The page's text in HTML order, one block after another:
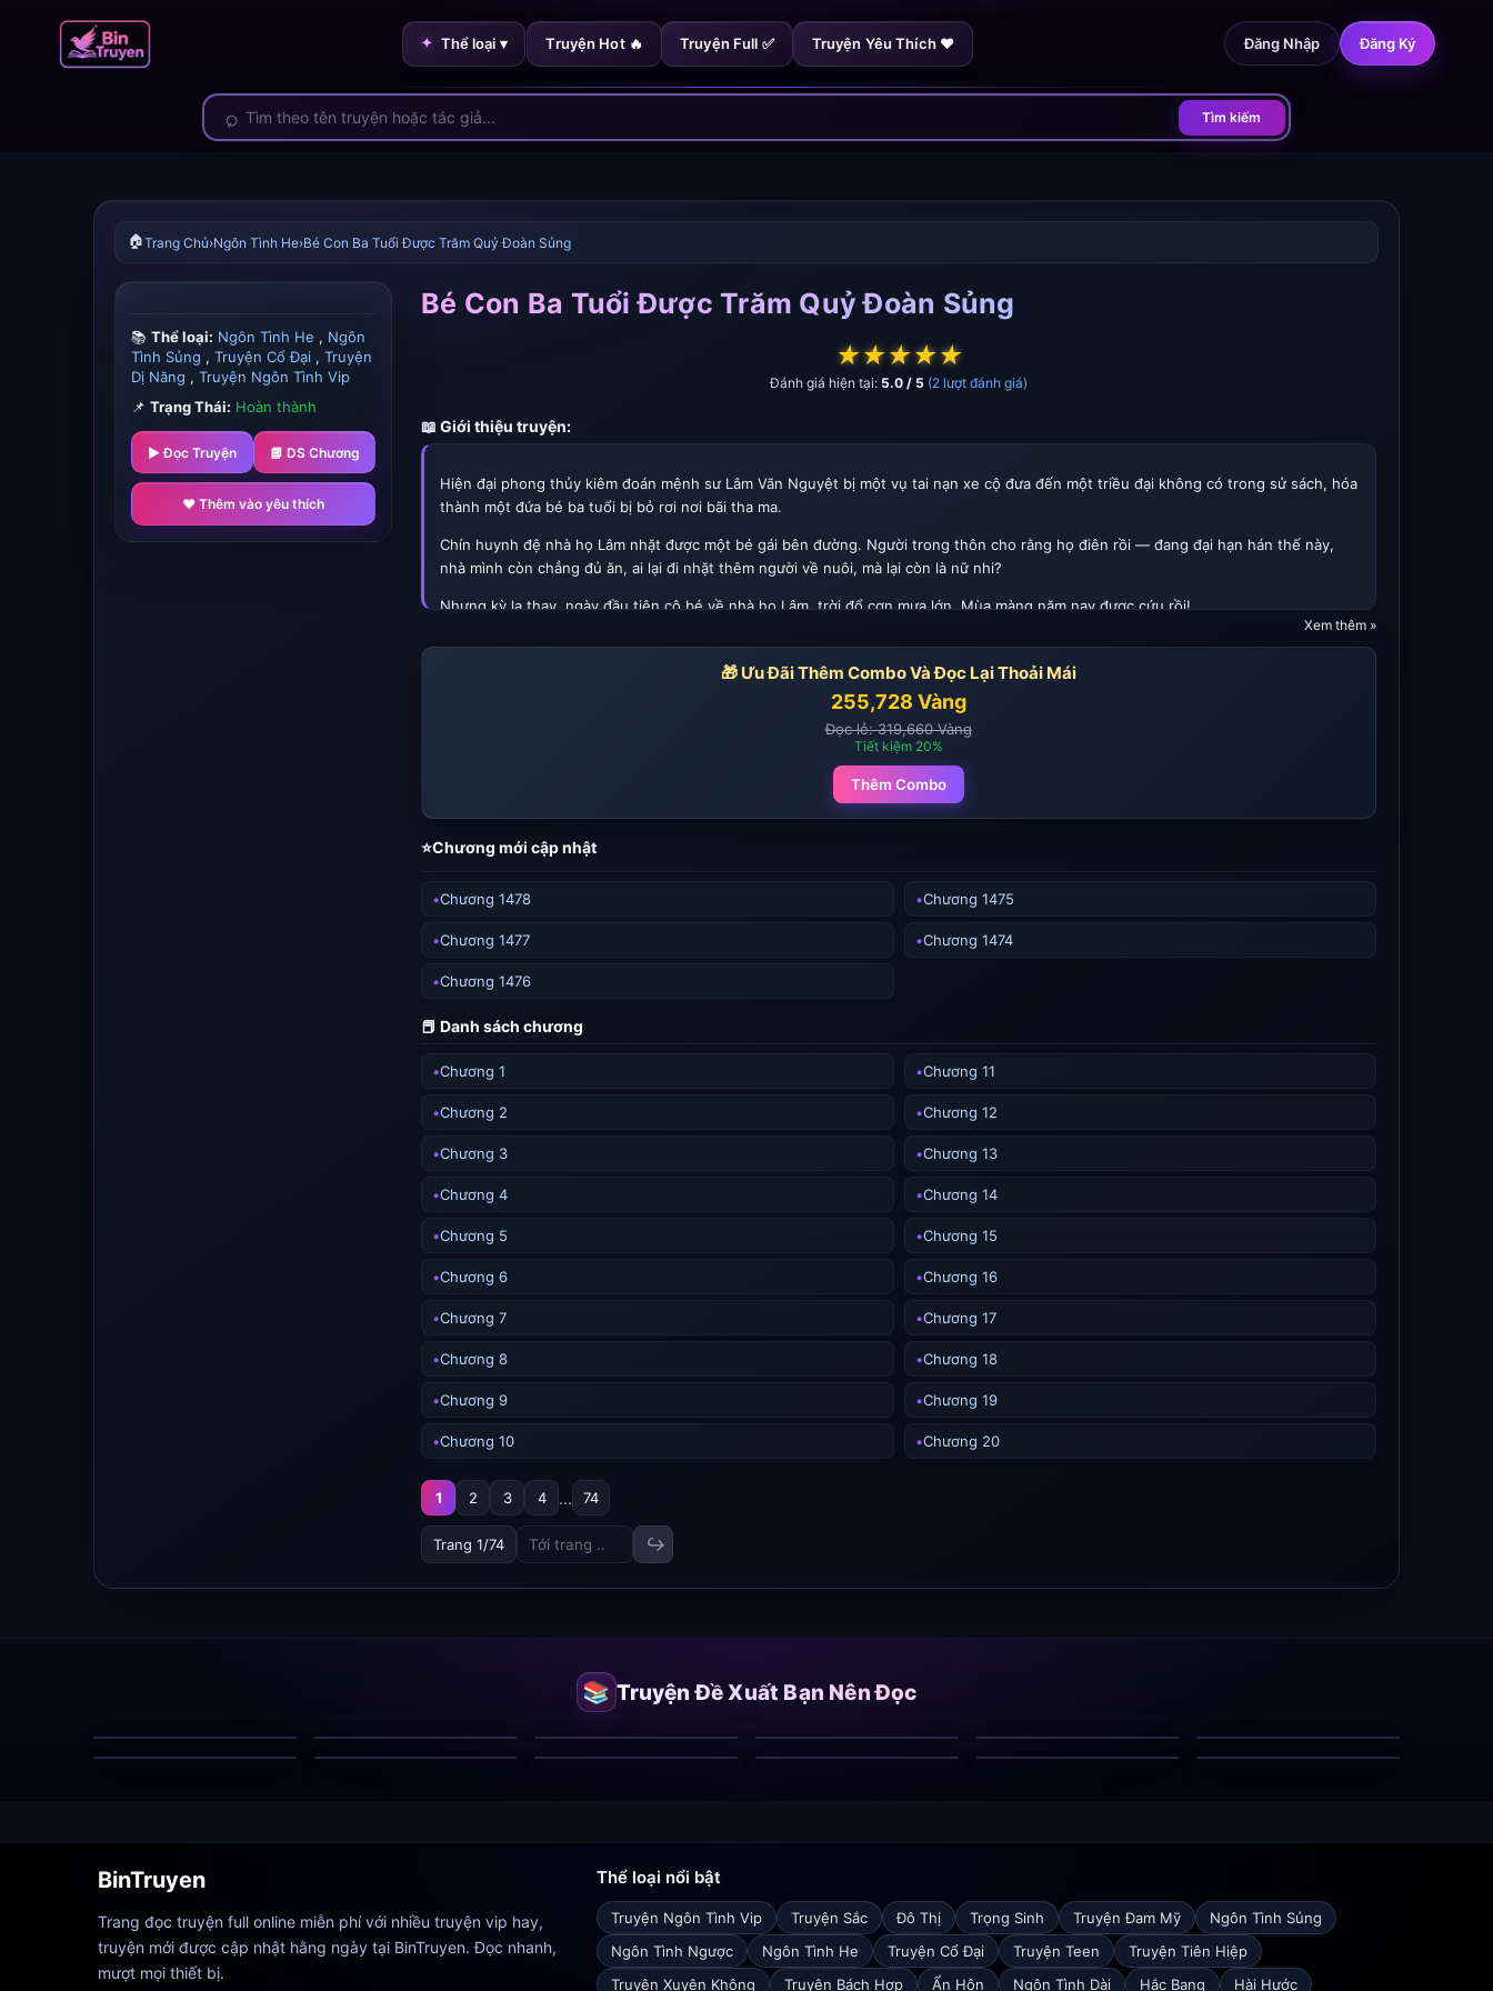
Thể loại ▾ Truyện Hot 🔥 Truyện Full ✅ Truyện Yêu Thích ❤️ Đăng Nhập Đăng Ký
Tìm kiếm
🏠Trang Chủ›Ngôn Tình He›Bé Con Ba Tuổi Được Trăm Quỷ Đoàn Sủng
📚 Thể loại: Ngôn Tình He , Ngôn
Tình Sủng , Truyện Cổ Đại , Truyện
Dị Năng , Truyện Ngôn Tình Vip
📌 Trạng Thái: Hoàn thành
▶ Đọc Truyện 📘 DS Chương
❤️ Thêm vào yêu thích
Bé Con Ba Tuổi Được Trăm Quỷ Đoàn Sủng
★★★★★
Đánh giá hiện tại: 5.0 / 5 (2 lượt đánh giá)
📖 Giới thiệu truyện:
Hiện đại phong thủy kiêm đoán mệnh sư Lâm Vãn Nguyệt bị một vụ tai nạn xe cộ đưa đến một triều đại không có trong sử sách, hóa
thành một đứa bé ba tuổi bị bỏ rơi nơi bãi tha ma.
Chín huynh đệ nhà họ Lâm nhặt được một bé gái bên đường. Người trong thôn cho rằng họ điên rồi — đang đại hạn hán thế này,
nhà mình còn chẳng đủ ăn, ai lại đi nhặt thêm người về nuôi, mà lại còn là nữ nhi?
Nhưng kỳ lạ thay, ngày đầu tiên cô bé về nhà họ Lâm, trời đổ cơn mưa lớn. Mùa màng năm nay được cứu rồi!
Chưa đầy hai ngày sau, cô bé đã lên núi đào nhân sâm, bắt thỏ rừng, hạ gục cả hổ dữ...
Thậm chí còn biết xem tướng số, bắt ma!
Người trong thôn xôn xao: "Có thể nhặt được một tiểu bảo bối nào như thế nữa không? Chúng tôi cũng muốn nhặt một người!!!"
Xem thêm »
🎁 Ưu Đãi Thêm Combo Và Đọc Lại Thoải Mái
255,728 Vàng
Đọc lẻ: 319,660 Vàng
Tiết kiệm 20%
Thêm Combo
⭐Chương mới cập nhật
Chương 1478
Chương 1477
Chương 1476
Chương 1475
Chương 1474
📕 Danh sách chương
Chương 1
Chương 2
Chương 3
Chương 4
Chương 5
Chương 6
Chương 7
Chương 8
Chương 9
Chương 10
Chương 11
Chương 12
Chương 13
Chương 14
Chương 15
Chương 16
Chương 17
Chương 18
Chương 19
Chương 20
1 2 3 4 ... 74
Trang 1/74 ↪
📚 Truyện Đề Xuất Bạn Nên Đọc
Tình Yêu Bệnh Kiều:
Quyến Rũ Thái Tử
Dịu Dàng Kiểm Soát
Khao
Trên Giường Tôi
Và Thầy
BinTruyen
Trang đọc truyện full online miễn phí với nhiều truyện vip hay,
truyện mới được cập nhật hằng ngày tại BinTruyen. Đọc nhanh,
mượt mọi thiết bị.
Thể loại nổi bật
Truyện Ngôn Tình Vip Truyện Sắc Đô Thị Trọng Sinh Truyện Đam Mỹ
Ngôn Tình Sủng
Ngôn Tình Ngược
Ngôn Tình He Truyện Cổ Đại Truyện Teen
Truyện Tiên Hiệp
Truyện Xuyên Không
Truyện Bách Hợp Ẩn Hôn Ngôn Tình Dài Hắc Bang Hài Hước